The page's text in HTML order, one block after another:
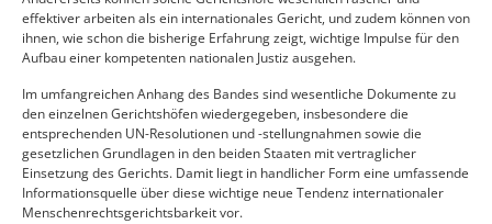
effektiver arbeiten als ein internationales Gericht, und zudem können von
ihnen, wie schon die bisherige Erfahrung zeigt, wichtige Impulse für den
Aufbau einer kompetenten nationalen Justiz ausgehen.
Im umfangreichen Anhang des Bandes sind wesentliche Dokumente zu
den einzelnen Gerichtshöfen wiedergegeben, insbesondere die
entsprechenden UN-Resolutionen und -stellungnahmen sowie die
gesetzlichen Grundlagen in den beiden Staaten mit vertraglicher
Einsetzung des Gerichts. Damit liegt in handlicher Form eine umfassende
Informationsquelle über diese wichtige neue Tendenz internationaler
Menschenrechtsgerichtsbarkeit vor.